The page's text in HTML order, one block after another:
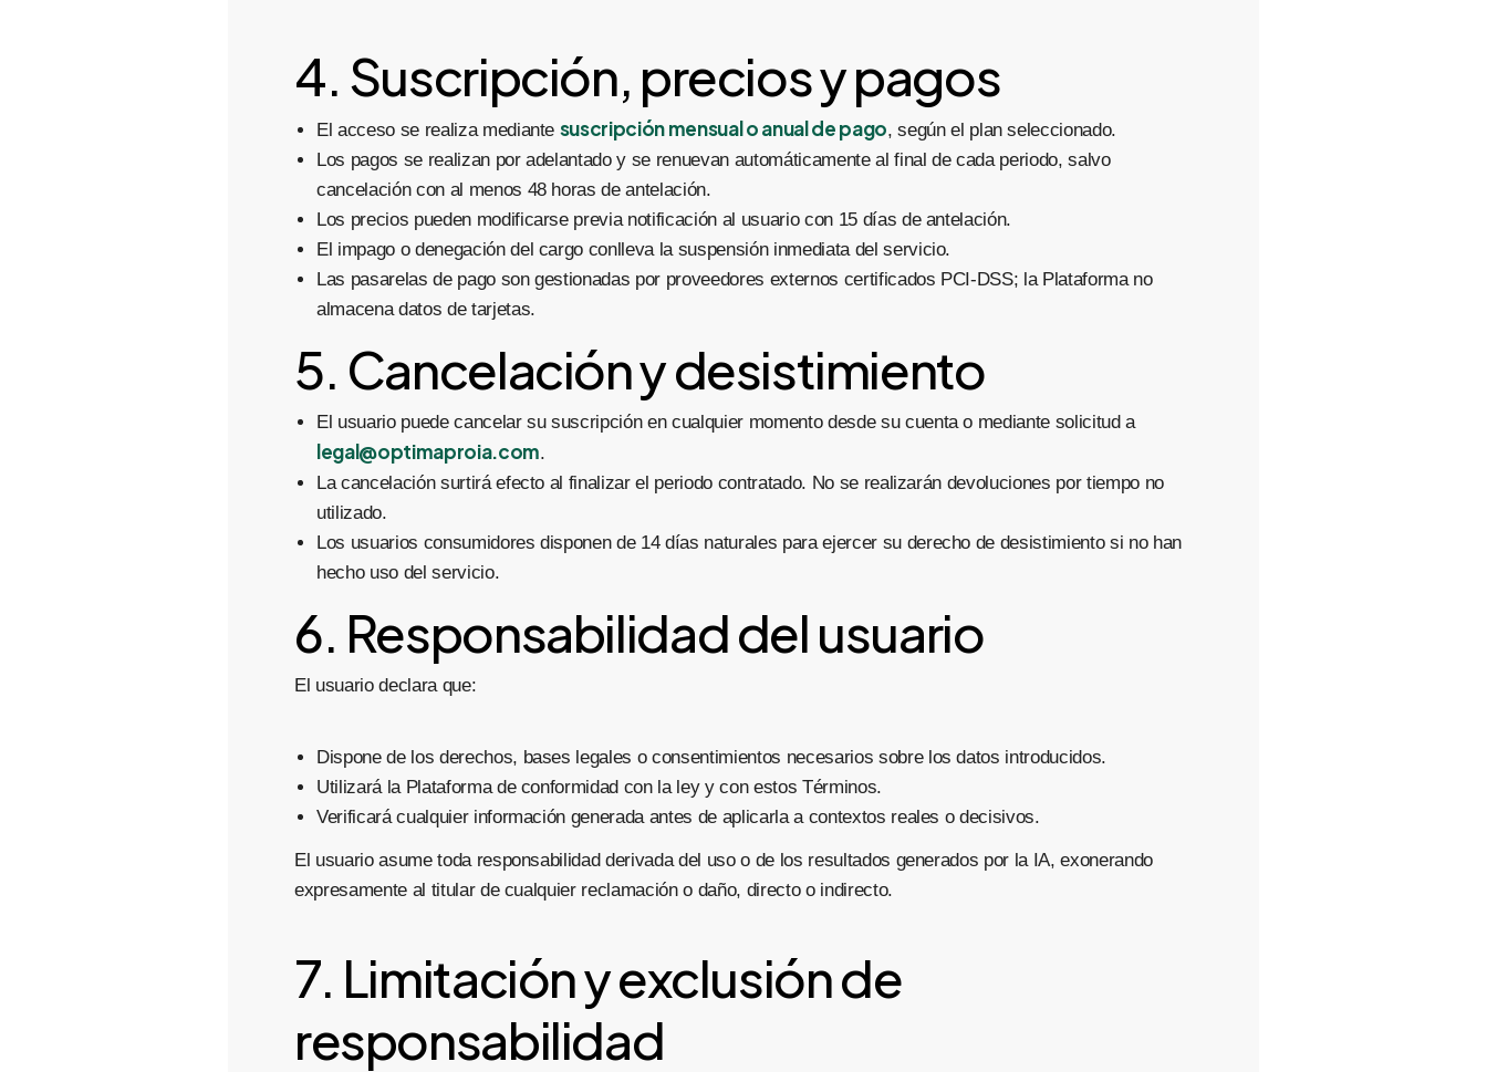
4. Suscripción, precios y pagos
El acceso se realiza mediante suscripción mensual o anual de pago, según el plan seleccionado.
Los pagos se realizan por adelantado y se renuevan automáticamente al final de cada periodo, salvo
cancelación con al menos 48 horas de antelación.
Los precios pueden modificarse previa notificación al usuario con 15 días de antelación.
El impago o denegación del cargo conlleva la suspensión inmediata del servicio.
Las pasarelas de pago son gestionadas por proveedores externos certificados PCI-DSS; la Plataforma no
almacena datos de tarjetas.
5. Cancelación y desistimiento
El usuario puede cancelar su suscripción en cualquier momento desde su cuenta o mediante solicitud a
legal@optimaproia.com.
La cancelación surtirá efecto al finalizar el periodo contratado. No se realizarán devoluciones por tiempo no
utilizado.
Los usuarios consumidores disponen de 14 días naturales para ejercer su derecho de desistimiento si no han
hecho uso del servicio.
6. Responsabilidad del usuario
El usuario declara que:
Dispone de los derechos, bases legales o consentimientos necesarios sobre los datos introducidos.
Utilizará la Plataforma de conformidad con la ley y con estos Términos.
Verificará cualquier información generada antes de aplicarla a contextos reales o decisivos.
El usuario asume toda responsabilidad derivada del uso o de los resultados generados por la IA, exonerando
expresamente al titular de cualquier reclamación o daño, directo o indirecto.
7. Limitación y exclusión de
responsabilidad